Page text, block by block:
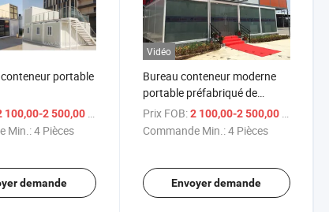
portable
100,00-2 500,00 $US
Min.:4 Pièces
demande
Vidéo
Bureau conteneur moderne
portable préfabriqué de
niveau au sol sur site
Prix FOB: 2 100,00-2 500,00 $US
Commande Min.:4 Pièces
Envoyer demande